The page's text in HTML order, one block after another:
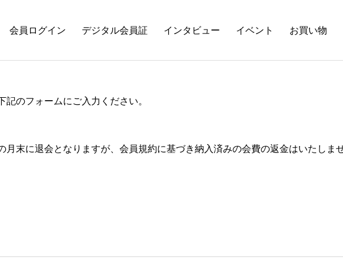
会員ログイン デジタル会員証 インタビュー イベント お買い物
のフォームにご入力ください。
月末に退会となりますが、会員規約に基づき納入済みの会費の返金はいたしま